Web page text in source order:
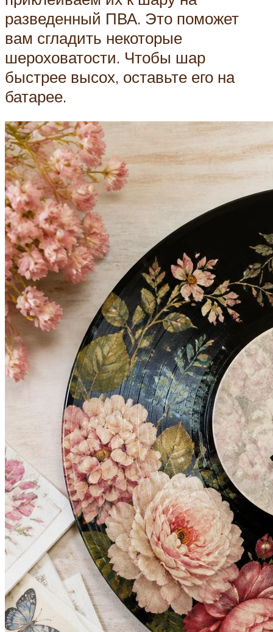
разведенный ПВА. Это поможет
вам сгладить некоторые
шероховатости. Чтобы шар
быстрее высох, оставьте его на
батарее.